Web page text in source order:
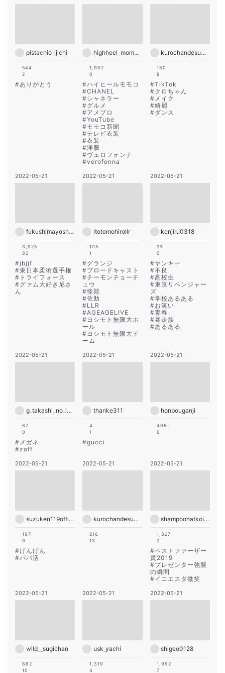
pistachio_ijichi
544
2
#ありがとう
highheel_momoko
1,907
0
#ハイヒールモモコ
#CHANEL
#シャネラー
#グルメ
#アメブロ
#YouTube
#モモコ新聞
#テレビ衣装
#衣装
#洋服
#ヴェロフォンナ
#verofonna
kurochandesuwawa
180
8
#TikTok
#クロちゃん
# メイク
#綺麗
#ダンス
2022-05-21
fukushimayoshinari
3,925
82
#jbjjf
#東日本柔術選手権
# トライフォース
#グァム大好き尼さ
ん
2022-05-21
itotomohirollr
105
1
#グランジ
#ブロードキャスト
#チーモンチョーチ
ュウ
#怪獣
#佐助
#LLR
#AGEAGELIVE
# ヨシモト無限大ホ
ール
# ヨシモト無限大ド
ーム
2022-05-21
kenjiru0318
23
0
#ヤンキー
#不良
#高校生
#東京リベンジャー
ズ
#学校あるある
#お笑い
#青春
#暴走族
#あるある
2022-05-21
g_takashi_no_insta
67
0
# メガネ
#zoff
2022-05-21
thanke311
4
1
#gucci
2022-05-21
honbouganji
406
6
2022-05-21
suzuken119official
197
9
#げんげん
#パパ活
2022-05-21
kurochandesuwawa
216
13
2022-05-21
shampoohatkoide
1,827
3
#ベストファーザー
賞2019
#プレゼンター強襲
の瞬間
#イニエスタ微笑
2022-05-21
wild__sugichan
882
10
2022-05-21
usk_yachi
1,319
4
2022-05-21
shigeo0128
1,992
7